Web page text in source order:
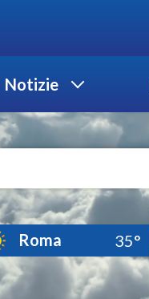
Notizie
Roma 35°